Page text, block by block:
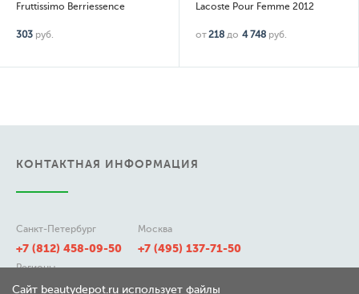
Fruttissimo Berriessence
303 руб.
Lacoste Pour Femme 2012
от218 до4 748 руб.
КОНТАКТНАЯ ИНФОРМАЦИЯ
Санкт-Петербург
+7 (812) 458-09-50
Москва
+7 (495) 137-71-50
Регионы
8 (800) 511-21-50
Сайт beautydepot.ru использует файлы